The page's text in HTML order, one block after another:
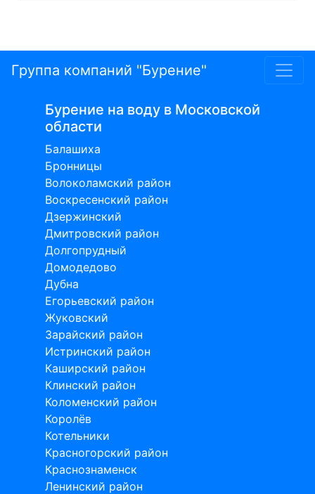
Группа компаний "Бурение"
Бурение на воду в Московской
области
Балашиха
Бронницы
Волоколамский район
Воскресенский район
Дзержинский
Дмитровский район
Долгопрудный
Домодедово
Дубна
Егорьевский район
Жуковский
Зарайский район
Истринский район
Каширский район
Клинский район
Коломенский район
Королёв
Котельники
Красногорский район
Краснознаменск
Ленинский район